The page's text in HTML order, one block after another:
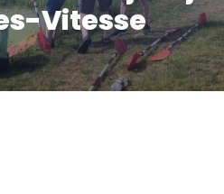
Vitesse